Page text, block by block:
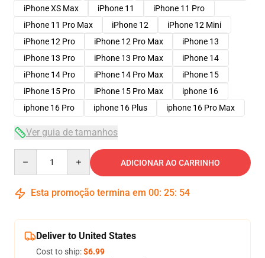
iPhone XS Max
iPhone 11
iPhone 11 Pro
iPhone 11 Pro Max
iPhone 12
iPhone 12 Mini
iPhone 12 Pro
iPhone 12 Pro Max
iPhone 13
iPhone 13 Pro
iPhone 13 Pro Max
iPhone 14
iPhone 14 Pro
iPhone 14 Pro Max
iPhone 15
iPhone 15 Pro
iPhone 15 Pro Max
iphone 16
iphone 16 Pro
iphone 16 Plus iphone 16 Pro Max
Ver guia de tamanhos
ADICIONAR AO CARRINHO
Esta promoção termina em 00: 25: 54
Deliver to United States
Cost to ship:$6.99